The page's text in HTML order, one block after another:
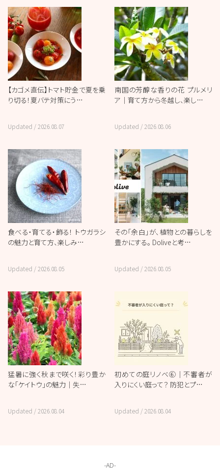
【カゴメ直伝】トマト貯金で夏を乗
り切る！夏バテ対策にう…
Updated /2026.08.07
南国の芳醇な香りの花 プルメリ
ア｜育て方から冬越し、楽し…
Updated /2026.08.06
食べる・育てる・飾る！ トウガラシ
の魅力と育て方、楽しみ…
Updated /2026.08.05
その「余白」が、植物との暮らしを
豊かにする。 Doliveと考…
Updated /2026.08.05
猛暑に強く秋まで咲く！彩り豊か
な「ケイトウ」の魅力｜失…
Updated /2026.08.04
初めての庭リノベ⑥｜不審者が
入りにくい庭って？ 防犯とプ…
Updated /2026.08.04